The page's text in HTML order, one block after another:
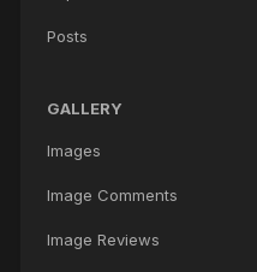
Posts
GALLERY
Images
Image Comments
Image Reviews